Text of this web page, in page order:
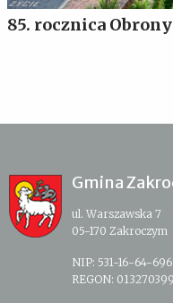
85. rocznica
Gmina
ul. Warszawska 7
05-170 Zakroczym
NIP: 531-16-64-696
REGON: 013270399